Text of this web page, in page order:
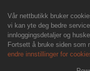
Vår nettbutikk bruker
vi kan yte deg bedre
innloggingsdetaljer og
Fortsett å bruke siden som
endre innstillinger for